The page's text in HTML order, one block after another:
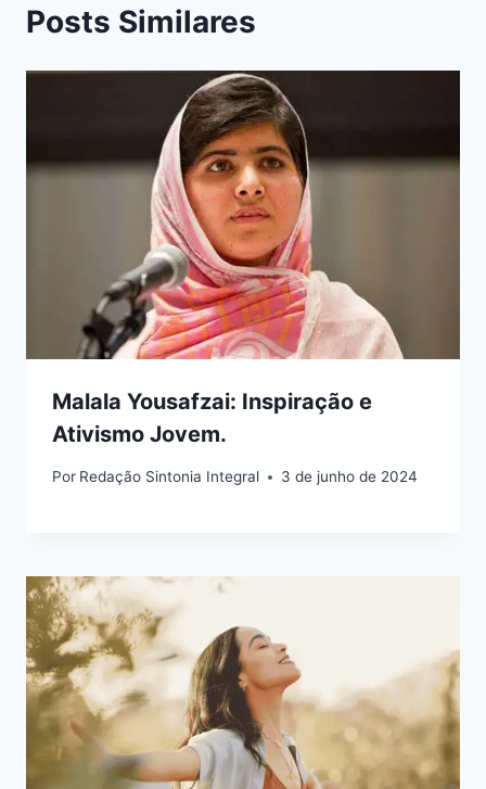
Posts Similares
Malala Yousafzai: Inspiração e
Ativismo Jovem.
Por Redação Sintonia Integral 3 de junho de 2024